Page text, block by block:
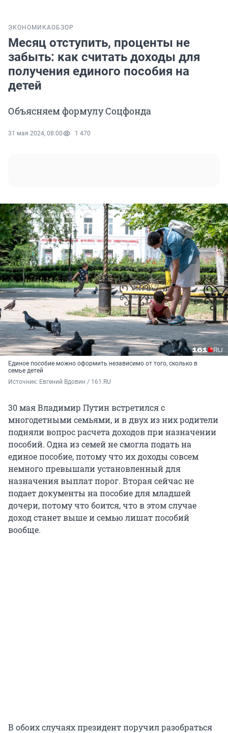
ЭКОНОМИКАОБЗОР
Месяц отступить, проценты не
забыть: как считать доходы для
получения единого пособия на
детей
Объясняем формулу Соцфонда
31 мая 2024, 08:00 1 470
Единое пособие можно оформить независимо от того, сколько в
семье детей
Источник: Евгений Вдовин / 161.RU
30 мая Владимир Путин встретился с
многодетными семьями, и в двух из них родители
подняли вопрос расчета доходов при назначении
пособий. Одна из семей не смогла подать на
единое пособие, потому что их доходы совсем
немного превышали установленный для
назначения выплат порог. Вторая сейчас не
подает документы на пособие для младшей
дочери, потому что боится, что в этом случае
доход станет выше и семью лишат пособий
вообще.
В обоих случаях президент поручил разобраться